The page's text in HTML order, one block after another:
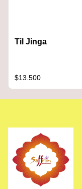
Til Jinga
$13.500